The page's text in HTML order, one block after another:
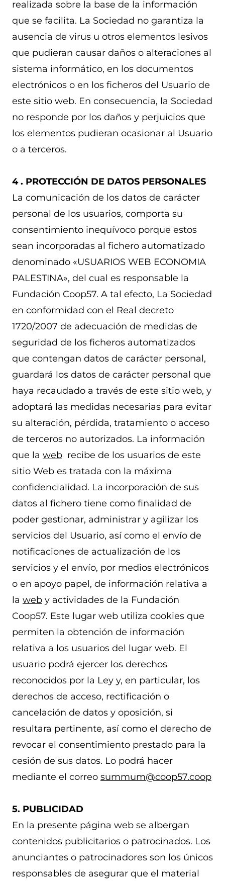
realizada sobre la base de la información
que se facilita. La Sociedad no garantiza la
ausencia de virus u otros elementos lesivos
que pudieran causar daños o alteraciones al
sistema informático, en los documentos
electrónicos o en los ficheros del Usuario de
este sitio web. En consecuencia, la Sociedad
no responde por los daños y perjuicios que
los elementos pudieran ocasionar al Usuario
o a terceros.
4 . PROTECCIÓN DE DATOS PERSONALES
La comunicación de los datos de carácter
personal de los usuarios, comporta su
consentimiento inequívoco porque estos
sean incorporadas al fichero automatizado
denominado «USUARIOS WEB ECONOMIA
PALESTINA», del cual es responsable la
Fundación Coop57. A tal efecto, La Sociedad
en conformidad con el Real decreto
1720/2007 de adecuación de medidas de
seguridad de los ficheros automatizados
que contengan datos de carácter personal,
guardará los datos de carácter personal que
haya recaudado a través de este sitio web, y
adoptará las medidas necesarias para evitar
su alteración, pérdida, tratamiento o acceso
de terceros no autorizados. La información
que la web recibe de los usuarios de este
sitio Web es tratada con la máxima
confidencialidad. La incorporación de sus
datos al fichero tiene como finalidad de
poder gestionar, administrar y agilizar los
servicios del Usuario, así como el envío de
notificaciones de actualización de los
servicios y el envío, por medios electrónicos
o en apoyo papel, de información relativa a
la web y actividades de la Fundación
Coop57. Este lugar web utiliza cookies que
permiten la obtención de información
relativa a los usuarios del lugar web. El
usuario podrá ejercer los derechos
reconocidos por la Ley y, en particular, los
derechos de acceso, rectificación o
cancelación de datos y oposición, si
resultara pertinente, así como el derecho de
revocar el consentimiento prestado para la
cesión de sus datos. Lo podrá hacer
mediante el correo summum@coop57.coop
5. PUBLICIDAD
En la presente página web se albergan
contenidos publicitarios o patrocinados. Los
anunciantes o patrocinadores son los únicos
responsables de asegurar que el material